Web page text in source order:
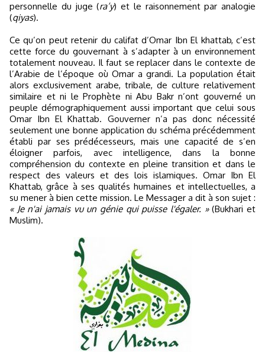
personnelle du juge (ra’y) et le raisonnement par analogie
(qiyas).
Ce qu’on peut retenir du califat d’Omar Ibn El khattab, c’est
cette force du gouvernant à s’adapter à un environnement
totalement nouveau. Il faut se replacer dans le contexte de
l’Arabie de l’époque où Omar a grandi. La population était
alors exclusivement arabe, tribale, de culture relativement
similaire et ni le Prophète ni Abu Bakr n’ont gouverné un
peuple démographiquement aussi important que celui sous
Omar Ibn El Khattab. Gouverner n’a pas donc nécessité
seulement une bonne application du schéma précédemment
établi par ses prédécesseurs, mais une capacité de s’en
éloigner parfois, avec intelligence, dans la bonne
compréhension du contexte en pleine transition et dans le
respect des valeurs et des lois islamiques. Omar Ibn El
Khattab, grâce à ses qualités humaines et intellectuelles, a
su mener à bien cette mission. Le Messager a dit à son sujet :
« Je n'ai jamais vu un génie qui puisse l'égaler. »(Bukhari et
Muslim).